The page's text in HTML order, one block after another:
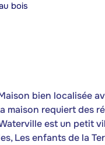
bois
bien localisée
maison requiert des
est un petit
Les enfants de la